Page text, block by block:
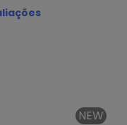
NEW